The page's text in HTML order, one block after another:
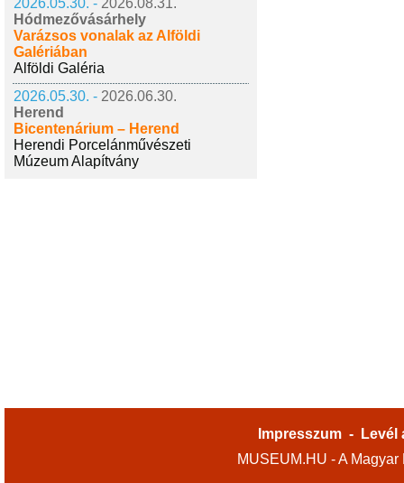
2026.05.30. - 2026.08.31.
Hódmezővásárhely
Varázsos vonalak az Alföldi
Galériában
Alföldi Galéria
2026.05.30. - 2026.06.30.
Herend
Bicentenárium – Herend
Herendi Porcelánművészeti
Múzeum Alapítvány
Impresszum -
Levél
MUSEUM.HU - A